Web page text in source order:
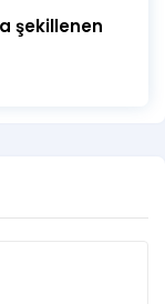
şekillenen